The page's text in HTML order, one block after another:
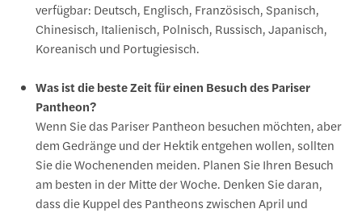
verfügbar: Deutsch, Englisch, Französisch, Spanisch,
Chinesisch, Italienisch, Polnisch, Russisch, Japanisch,
Koreanisch und Portugiesisch.
Was ist die beste Zeit für einen Besuch des Pariser
Pantheon?
Wenn Sie das Pariser Pantheon besuchen möchten, aber
dem Gedränge und der Hektik entgehen wollen, sollten
Sie die Wochenenden meiden. Planen Sie Ihren Besuch
am besten in der Mitte der Woche. Denken Sie daran,
dass die Kuppel des Pantheons zwischen April und